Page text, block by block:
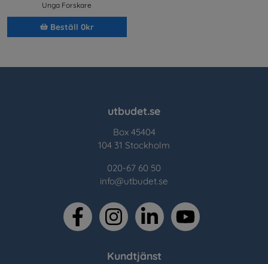
Unga Forskare
Beställ 0kr
utbudet.se
Box 45404
104 31 Stockholm
020-67 60 50
info@utbudet.se
facebookinstagramlinkedin youtube
Kundtjänst